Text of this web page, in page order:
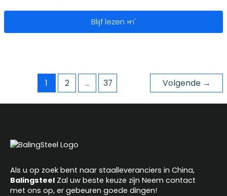
Zwarte Pijp Tafel: De Ultieme Gids
Blijf lezen »n'
1 2 ... 37 Volgende →
Als u op zoek bent naar staalleveranciers in China,
Balingsteel Zal uw beste keuze zijn Neem contact
met ons op, er gebeuren goede dingen!